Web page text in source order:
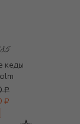
кеды
₽
₽